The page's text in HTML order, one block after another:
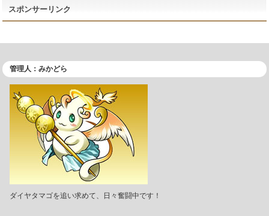
スポンサーリンク
管理人：みかどら
ダイヤタマゴを追い求めて、日々奮闘中です！